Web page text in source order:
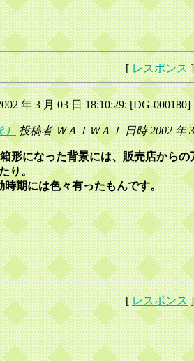
[レスポンス
年 3 月 03 日 18:10:29: [DG-000180]
）投稿者 ＷＡＩＷＡＩ 日時 2002 年
形になった背景には、販売店からの
り。
時期には色々有ったもんです。
[レスポンス